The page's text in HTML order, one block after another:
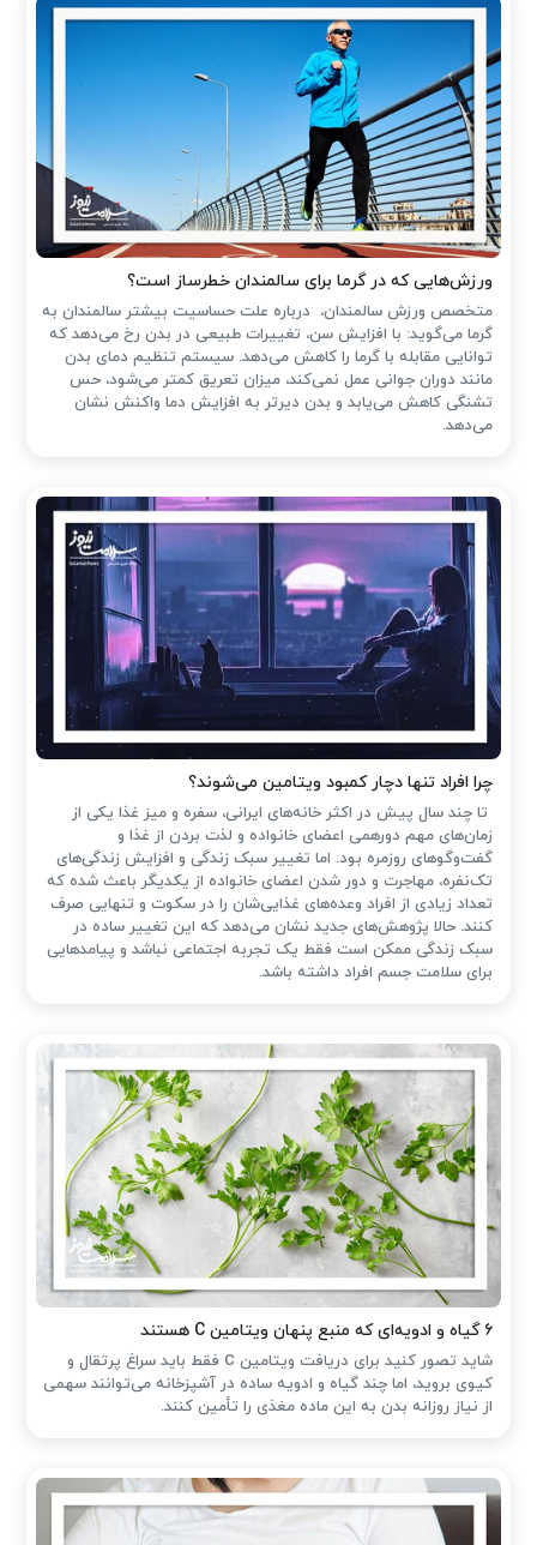
ورزش‌هایی که در گرما برای سالمندان خطرساز است؟
متخصص ورزش سالمندان، درباره علت حساسیت بیشتر سالمندان به
گرما می‌گوید: با افزایش سن، تغییرات طبیعی در بدن رخ می‌دهد که
توانایی مقابله با گرما را کاهش می‌دهد. سیستم تنظیم دمای بدن
مانند دوران جوانی عمل نمی‌کند، میزان تعریق کمتر می‌شود، حس
تشنگی کاهش می‌یابد و بدن دیرتر به افزایش دما واکنش نشان
می‌دهد.
چرا افراد تنها دچار کمبود ویتامین می‌شوند؟
تا چند سال پیش در اکثر خانه‌های ایرانی، سفره و میز غذا یکی از
زمان‌های مهم دورهمی اعضای خانواده و لذت بردن از غذا و
گفت‌وگوهای روزمره بود. اما تغییر سبک زندگی و افزایش زندگی‌های
تک‌نفره، مهاجرت و دور شدن اعضای خانواده از یکدیگر باعث شده که
تعداد زیادی از افراد وعده‌های غذایی‌شان را در سکوت و تنهایی صرف
کنند. حالا پژوهش‌های جدید نشان می‌دهد که این تغییر ساده در
سبک زندگی ممکن است فقط یک تجربه اجتماعی نباشد و پیامدهایی
برای سلامت جسم افراد داشته باشد.
۶ گیاه و ادویه‌ای که منبع پنهان ویتامین C هستند
شاید تصور کنید برای دریافت ویتامین C فقط باید سراغ پرتقال و
کیوی بروید، اما چند گیاه و ادویه ساده در آشپزخانه می‌توانند سهمی
از نیاز روزانه بدن به این ماده مغذی را تأمین کنند.